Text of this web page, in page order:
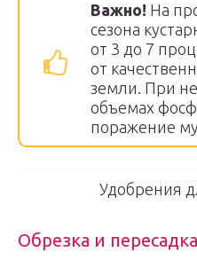
Важно! На
сезона
от 3 до 7
от
земли. При
объемах
поражение
Удобрения
Обрезка и пересадка